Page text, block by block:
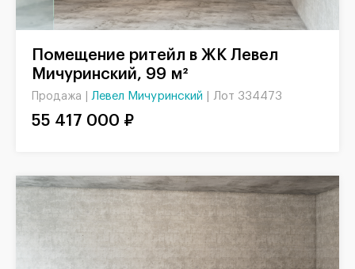
Помещение ритейл в ЖК Левел
Мичуринский, 99 м²
Продажа | Левел Мичуринский Лот 334473
55 417 000 ₽